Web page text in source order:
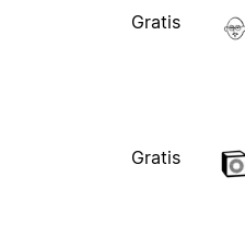
Gratis
Gratis